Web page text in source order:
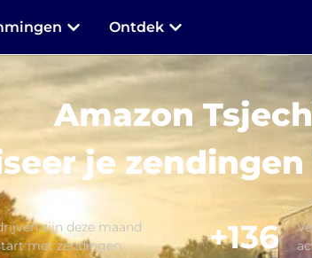
Ontdek
Amazon
je zendingen
zijn deze maand
met zendingen
+136